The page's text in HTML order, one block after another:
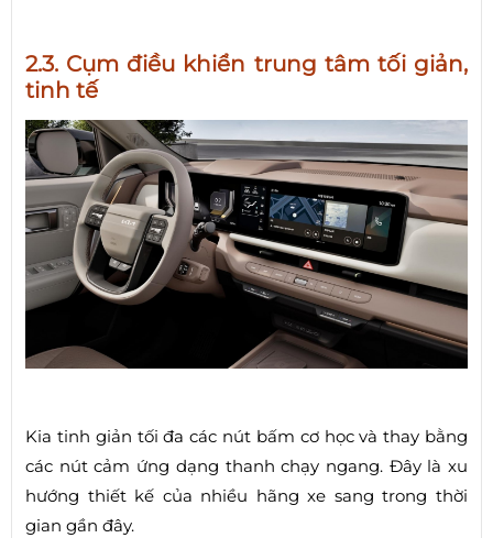
2.3. Cụm điều khiển trung tâm tối giản,
tinh tế
Kia tinh giản tối đa các nút bấm cơ học và thay bằng
các nút cảm ứng dạng thanh chạy ngang. Đây là xu
hướng thiết kế của nhiều hãng xe sang trong thời
gian gần đây.